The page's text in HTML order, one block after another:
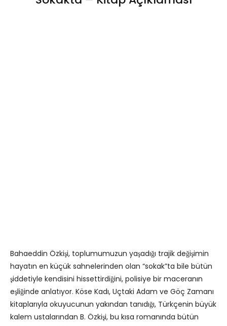
Bahaeddin Özkişi, toplumumuzun yaşadığı trajik değişimin
hayatın en küçük sahnelerinden olan “sokak”ta bile bütün
şiddetiyle kendisini hissettirdiğini, polisiye bir maceranın
eşliğinde anlatıyor. Köse Kadı, Uçtaki Adam ve Göç Zamanı
kitaplarıyla okuyucunun yakından tanıdığı, Türkçenin büyük
kalem ustalarından B. Özkişi, bu kısa romanında bütün